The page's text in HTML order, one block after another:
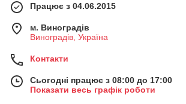
Працює з 04.06.2015
м. Виноградів
Виноградів, Україна
Контакти
Сьогодні працює з 08:00 до 17:00
Показати весь графік роботи